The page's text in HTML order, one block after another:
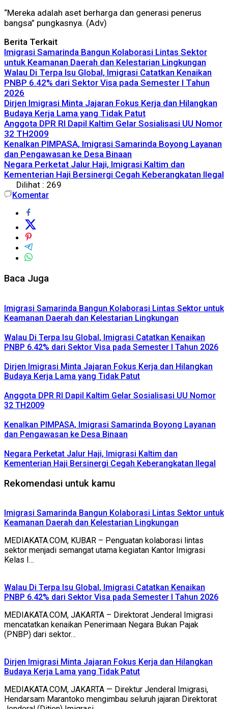
“Mereka adalah aset berharga dan generasi penerus
bangsa” pungkasnya. (Adv)
Berita Terkait
Imigrasi Samarinda Bangun Kolaborasi Lintas Sektor
untuk Keamanan Daerah dan Kelestarian Lingkungan
Walau Di Terpa Isu Global, Imigrasi Catatkan Kenaikan
PNBP 6.42% dari Sektor Visa pada Semester I Tahun
2026
Dirjen Imigrasi Minta Jajaran Fokus Kerja dan Hilangkan
Budaya Kerja Lama yang Tidak Patut
Anggota DPR RI Dapil Kaltim Gelar Sosialisasi UU Nomor
32 TH2009
Kenalkan PIMPASA, Imigrasi Samarinda Boyong Layanan
dan Pengawasan ke Desa Binaan
Negara Perketat Jalur Haji, Imigrasi Kaltim dan
Kementerian Haji Bersinergi Cegah Keberangkatan Ilegal
Dilihat : 269
Komentar
Baca Juga
Imigrasi Samarinda Bangun Kolaborasi Lintas Sektor untuk
Keamanan Daerah dan Kelestarian Lingkungan
Walau Di Terpa Isu Global, Imigrasi Catatkan Kenaikan
PNBP 6.42% dari Sektor Visa pada Semester I Tahun 2026
Dirjen Imigrasi Minta Jajaran Fokus Kerja dan Hilangkan
Budaya Kerja Lama yang Tidak Patut
Anggota DPR RI Dapil Kaltim Gelar Sosialisasi UU Nomor
32 TH2009
Kenalkan PIMPASA, Imigrasi Samarinda Boyong Layanan
dan Pengawasan ke Desa Binaan
Negara Perketat Jalur Haji, Imigrasi Kaltim dan
Kementerian Haji Bersinergi Cegah Keberangkatan Ilegal
Rekomendasi untuk kamu
Imigrasi Samarinda Bangun Kolaborasi Lintas Sektor untuk
Keamanan Daerah dan Kelestarian Lingkungan
MEDIAKATA.COM, KUBAR – Penguatan kolaborasi lintas
sektor menjadi semangat utama kegiatan Kantor Imigrasi
Kelas I…
Walau Di Terpa Isu Global, Imigrasi Catatkan Kenaikan
PNBP 6.42% dari Sektor Visa pada Semester I Tahun 2026
MEDIAKATA.COM, JAKARTA – Direktorat Jenderal Imigrasi
mencatatkan kenaikan Penerimaan Negara Bukan Pajak
(PNBP) dari sektor…
Dirjen Imigrasi Minta Jajaran Fokus Kerja dan Hilangkan
Budaya Kerja Lama yang Tidak Patut
MEDIAKATA.COM, JAKARTA — Direktur Jenderal Imigrasi,
Hendarsam Marantoko mengimbau seluruh jajaran Direktorat